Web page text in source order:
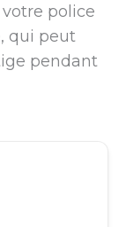
police
qui peut
pendant